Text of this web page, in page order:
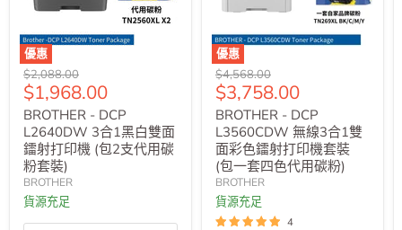
優惠
原
價
$2,088.00
售
價
$1,968.00
BROTHER - DCP
L2640DW 3合1黑白雙面
鐳射打印機 (包2支代用碳
粉套裝)
BROTHER
貨源充足
優惠
原
價
$4,568.00
售
價
$3,758.00
BROTHER - DCP
L3560CDW 無線3合1雙
面彩色鐳射打印機套裝
(包一套四色代用碳粉)
BROTHER
貨源充足
4